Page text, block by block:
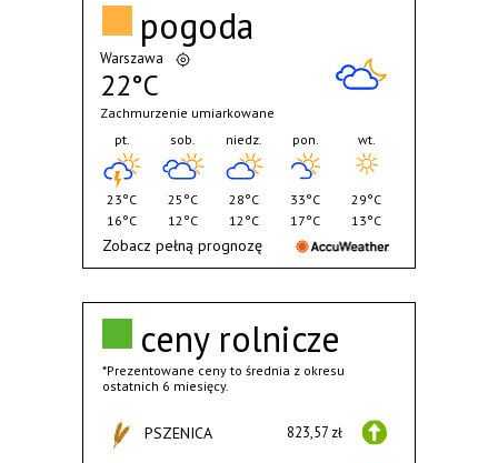
ceny rolnicze
*Prezentowane ceny to średnia z okresu
ostatnich 6 miesięcy.
PSZENICA 823,57 zł
pogoda
Warszawa
22°C
Zachmurzenie umiarkowane
pt.
23°C
16°C
sob.
25°C
12°C
niedz.
28°C
12°C
pon.
33°C
17°C
wt.
29°C
13°C
Zobacz pełną prognozę